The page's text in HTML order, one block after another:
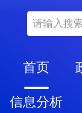
首页
信息分析